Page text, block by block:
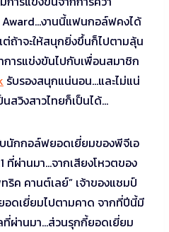
งานนี้แฟนกอล์ฟคงได้
ถ้าจะให้สนุกยิ่งขึ้นก็ไปตามลุ้น
ารแข่งขันไปกับเพื่อนสมาชิก
รับรองสนุกแน่นอน…และไม่แน่
นสวิงสาวไทยก็เป็นได้…
นักกอล์ฟยอดเยี่ยมของพีจีเอ
ที่ผ่านมา…จากเสียงโหวตของ
ค คานต์เลย์” เจ้าของแชมป์
ดเยี่ยมไปตามคาด จากที่ปีนี้มี
ผ่านมา…ส่วนรุกกี้ยอดเยี่ยม